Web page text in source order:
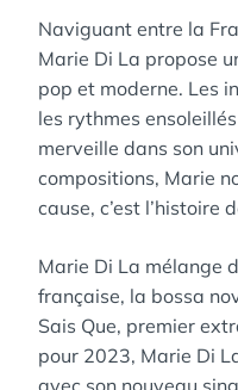
Naviguant entre la
Marie Di La propose
pop et moderne. Les
les rythmes
merveille dans son
compositions, Marie
cause, c’est l’histoire
Marie Di La mélange
française, la bossa
Sais Que, premier
pour 2023, Marie Di
avec son nouveau